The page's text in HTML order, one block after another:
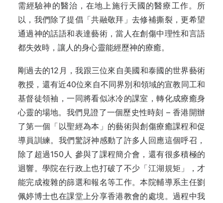
需經驗神的醫治，在地上施行天國的醫療工作。所
以，我們除了提倡「共融敬拜」去修補撕裂，更希望
通過神的話語和表達藝術，當人在創傷中理性和言語
都失效時，讓人的身心靈能經歷神的療癒。
剛過去的12月，我跟三位來自美國和泰國的世界藝術
教授，還有近40位來自不同界別和領域的宣教同工和
基督徒領袖，一同將看似冰冷的課室，轉化成療癒身
心靈的場地。我們見證了一個歷史性時刻 – 香港開辦
了第一個「以聖經為本」的藝術與創傷療癒課程和促
導員訓練。我們驚訝神感動了許多人回應這個呼召，
除了超過150人 參與了課程簡介會，還有很多積極的
迴響。學院在行政上也打破了不少「江湖規矩」，才
能完成複雜的篩選和報名等工作。本院輔導系主任劉
佩婷博士也在課堂上分享香港教會的處境。過程中我